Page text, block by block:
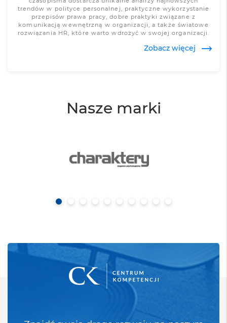
trendów w polityce personalnej, praktyczne wykorzystanie
przepisów prawa pracy, dobre praktyki związane z
komunikacją wewnętrzną w organizacji, a także światowe
rozwiązania HR, które warto wdrożyć w swojej organizacji.
Zobacz więcej
Nasze marki